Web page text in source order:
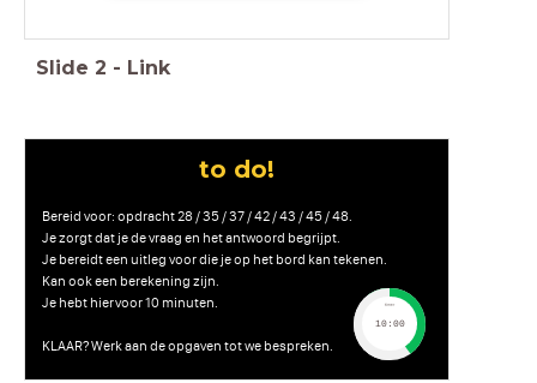
Slide 2 - Link
to do!
Bereid voor: opdracht 28 / 35 / 37 / 42 / 43 / 45 / 48.
Je zorgt dat je de vraag en het antwoord begrijpt.
Je bereidt een uitleg voor die je op het bord kan tekenen.
Kan ook een berekening zijn.
Je hebt hiervoor 10 minuten.
KLAAR? Werk aan de opgaven tot we bespreken.
timer
10:00